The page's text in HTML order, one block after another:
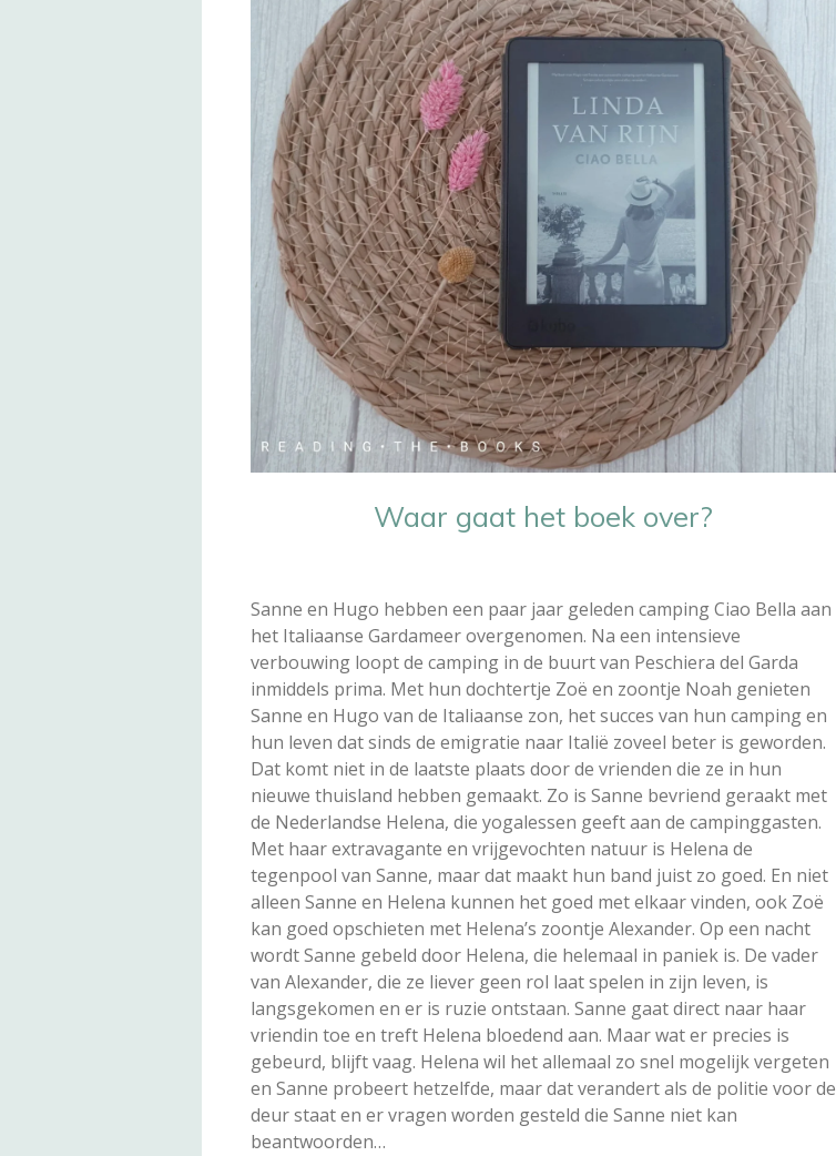
Waar gaat het boek over?
Sanne en Hugo hebben een paar jaar geleden camping Ciao Bella aan
het Italiaanse Gardameer overgenomen. Na een intensieve
verbouwing loopt de camping in de buurt van Peschiera del Garda
inmiddels prima. Met hun dochtertje Zoë en zoontje Noah genieten
Sanne en Hugo van de Italiaanse zon, het succes van hun camping en
hun leven dat sinds de emigratie naar Italië zoveel beter is geworden.
Dat komt niet in de laatste plaats door de vrienden die ze in hun
nieuwe thuisland hebben gemaakt. Zo is Sanne bevriend geraakt met
de Nederlandse Helena, die yogalessen geeft aan de campinggasten.
Met haar extravagante en vrijgevochten natuur is Helena de
tegenpool van Sanne, maar dat maakt hun band juist zo goed. En niet
alleen Sanne en Helena kunnen het goed met elkaar vinden, ook Zoë
kan goed opschieten met Helena’s zoontje Alexander. Op een nacht
wordt Sanne gebeld door Helena, die helemaal in paniek is. De vader
van Alexander, die ze liever geen rol laat spelen in zijn leven, is
langsgekomen en er is ruzie ontstaan. Sanne gaat direct naar haar
vriendin toe en treft Helena bloedend aan. Maar wat er precies is
gebeurd, blijft vaag. Helena wil het allemaal zo snel mogelijk vergeten
en Sanne probeert hetzelfde, maar dat verandert als de politie voor de
deur staat en er vragen worden gesteld die Sanne niet kan
beantwoorden…